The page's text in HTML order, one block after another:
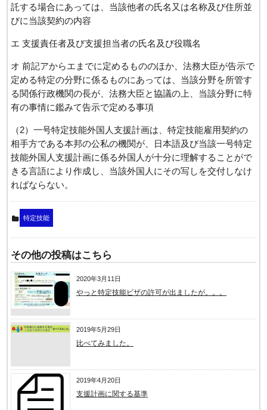
託する場合にあっては、当該他者の氏名又は名称及び住所並
びに当該契約の内容
エ 支援責任者及び支援担当者の氏名及び役職名
オ 前記アからエまでに定めるもののほか、法務大臣が告示で
定める特定の分野に係るものにあっては、当該分野を所管す
る関係行政機関の長が、法務大臣と協議の上、当該分野に特
有の事情に鑑みて告示で定める事項
（2）一号特定技能外国人支援計画は、特定技能雇用契約の
相手方である本邦の公私の機関が、日本語及び当該一号特定
技能外国人支援計画に係る外国人が十分に理解することがで
きる言語により作成し、当該外国人にその写しを交付しなけ
ればならない。
特定技能
その他の投稿はこちら
2020年3月11日
やっと特定技能ビザの許可が出ましたが。。。
2019年5月29日
比べてみました。
2019年4月20日
支援計画に関する基準